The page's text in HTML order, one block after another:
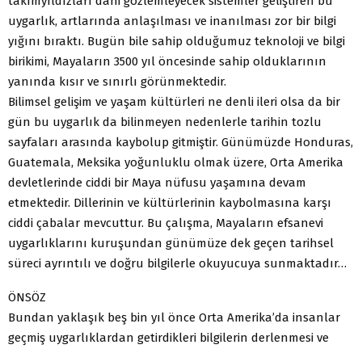
uygarlık, artlarında anlaşılması ve inanılması zor bir bilgi
yığını bıraktı. Bugün bile sahip olduğumuz teknoloji ve bilgi
birikimi, Mayaların 3500 yıl öncesinde sahip olduklarının
yanında kısır ve sınırlı görünmektedir.
Bilimsel gelişim ve yaşam kültürleri ne denli ileri olsa da bir
gün bu uygarlık da bilinmeyen nedenlerle tarihin tozlu
sayfaları arasında kaybolup gitmiştir. Günümüzde Honduras,
Guatemala, Meksika yoğunluklu olmak üzere, Orta Amerika
devletlerinde ciddi bir Maya nüfusu yaşamına devam
etmektedir. Dillerinin ve kültürlerinin kaybolmasına karşı
ciddi çabalar mevcuttur. Bu çalışma, Mayaların efsanevi
uygarlıklarını kuruşundan günümüze dek geçen tarihsel
süreci ayrıntılı ve doğru bilgilerle okuyucuya sunmaktadır…
ÖNSÖZ
Bundan yaklaşık beş bin yıl önce Orta Amerika’da insanlar
geçmiş uygarlıklardan getirdikleri bilgilerin derlenmesi ve